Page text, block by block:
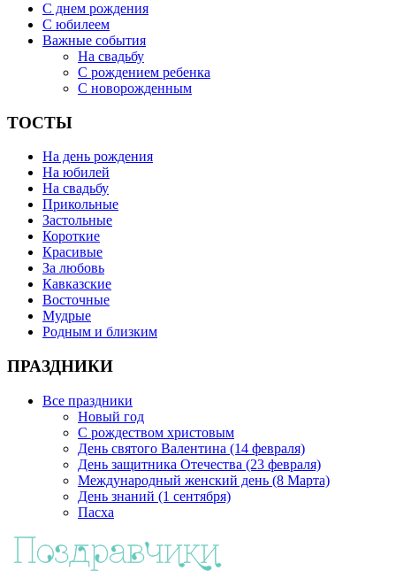
С днем рождения
С юбилеем
Важные события
На свадьбу
С рождением ребенка
С новорожденным
ТОСТЫ
На день рождения
На юбилей
На свадьбу
Прикольные
Застольные
Короткие
Красивые
За любовь
Кавказские
Восточные
Мудрые
Родным и близким
ПРАЗДНИКИ
Все праздники
Новый год
С рождеством христовым
День святого Валентина (14 февраля)
День защитника Отечества (23 февраля)
Международный женский день (8 Марта)
День знаний (1 сентября)
Пасха